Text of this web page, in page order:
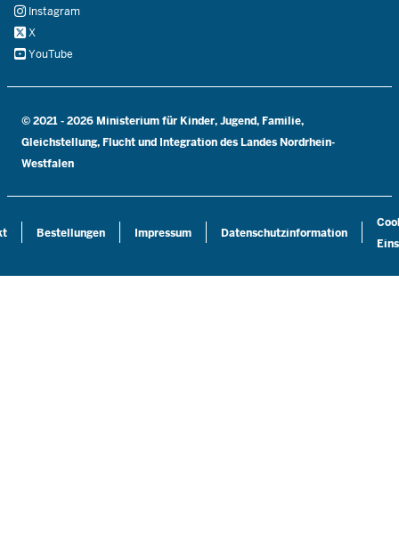
Bestellungen Impressum Datenschutzinformation
Instagram
X
YouTube
© 2021 - 2026 Ministerium für Kinder, Jugend, Familie,
Gleichstellung, Flucht und Integration des Landes Nordrhein-
Westfalen